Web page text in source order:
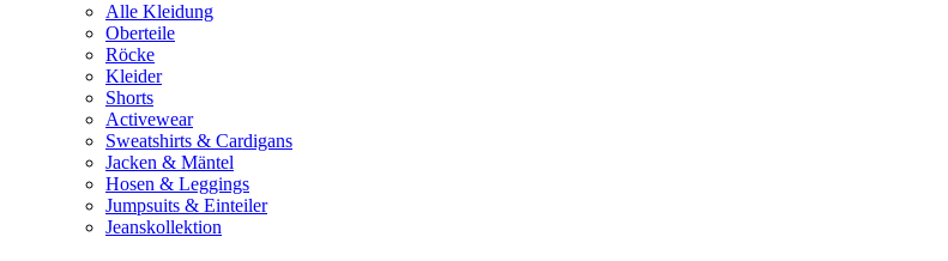
Alle Kleidung
Oberteile
Röcke
Kleider
Shorts
Activewear
Sweatshirts & Cardigans
Jacken & Mäntel
Hosen & Leggings
Jumpsuits & Einteiler
Jeanskollektion